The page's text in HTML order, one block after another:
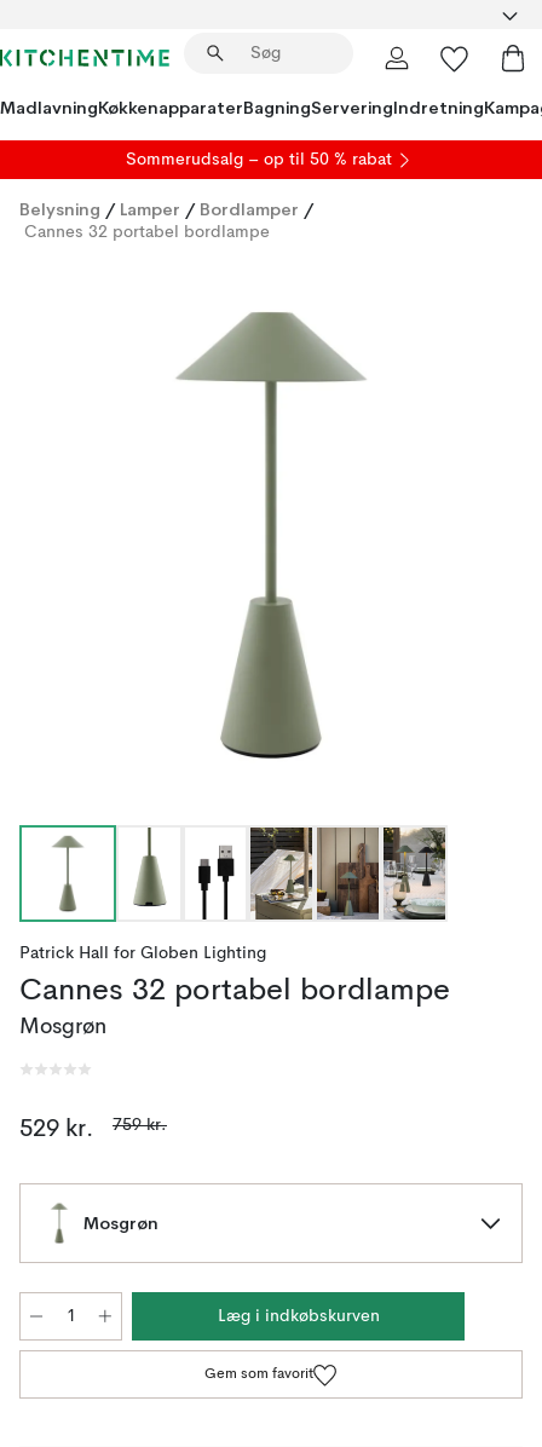
MadlavningKøkkenapparaterBagningServeringIndretning
Sommerudsalg – op til 50 % rabat
Belysning / Lamper / Bordlamper /
Cannes 32 portabel bordlampe
Patrick Hall for Globen Lighting
Cannes 32 portabel bordlampe
Mosgrøn
529 kr. 759 kr.
Mosgrøn
Læg i indkøbskurven
Gem som favorit